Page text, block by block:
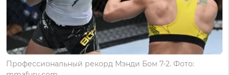
Профессиональный рекорд Мэнди Бом 7-2. Фото: